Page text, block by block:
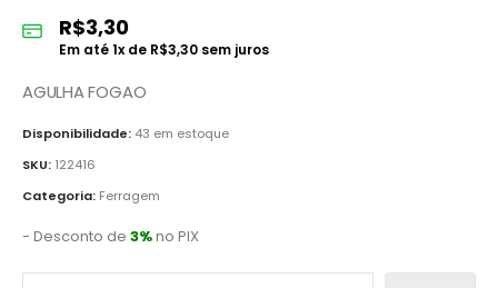
R$3,30
Em até1x de R$3,30 sem juros
AGULHA FOGAO
Disponibilidade: 43 em estoque
SKU: 122416
Categoria: Ferragem
- Desconto de 3%no PIX